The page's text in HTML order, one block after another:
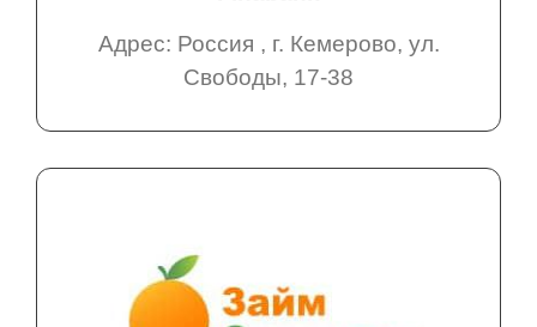
Адрес: Россия , г. Кемерово, ул.
Свободы, 17-38